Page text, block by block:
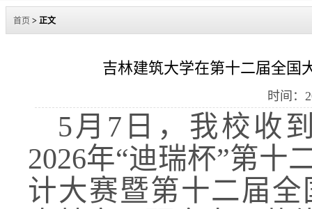
首页 > 正文
吉林建筑大学在第十二届全国
时间：
5月7日，我校收
2026年“迪瑞杯”第十
计大赛暨第十二届